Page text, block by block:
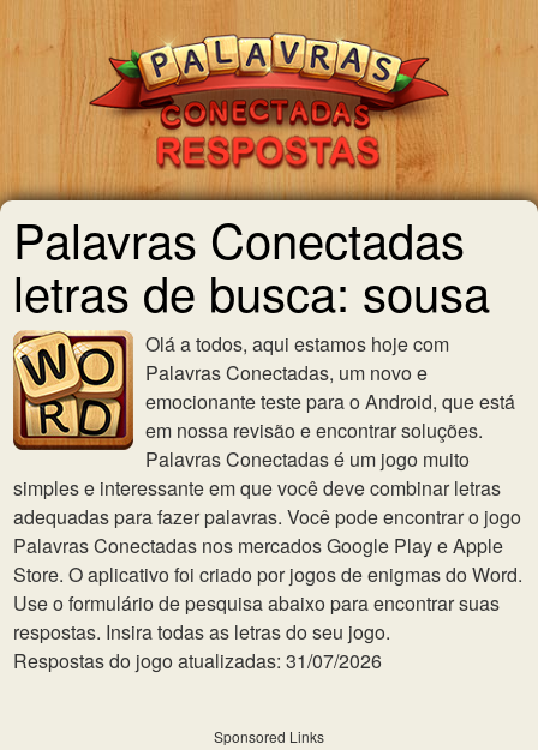
Palavras Conectadas
letras de busca: sousa
Olá a todos, aqui estamos hoje com
Palavras Conectadas, um novo e
emocionante teste para o Android, que está
em nossa revisão e encontrar soluções.
Palavras Conectadas é um jogo muito
simples e interessante em que você deve combinar letras
adequadas para fazer palavras. Você pode encontrar o jogo
Palavras Conectadas nos mercados Google Play e Apple
Store. O aplicativo foi criado por jogos de enigmas do Word.
Use o formulário de pesquisa abaixo para encontrar suas
respostas. Insira todas as letras do seu jogo.
Respostas do jogo atualizadas: 31/07/2026
Sponsored Links